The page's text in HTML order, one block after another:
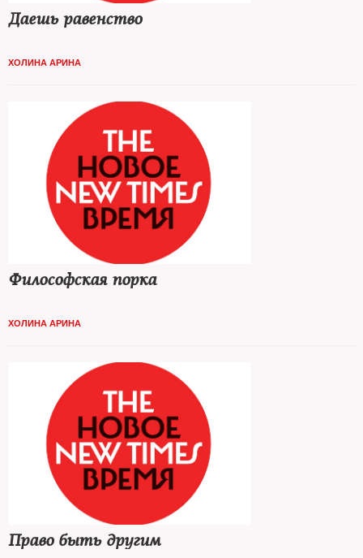
Даешь равенство
ХОЛИНА АРИНА
Философская порка
ХОЛИНА АРИНА
Право быть другим